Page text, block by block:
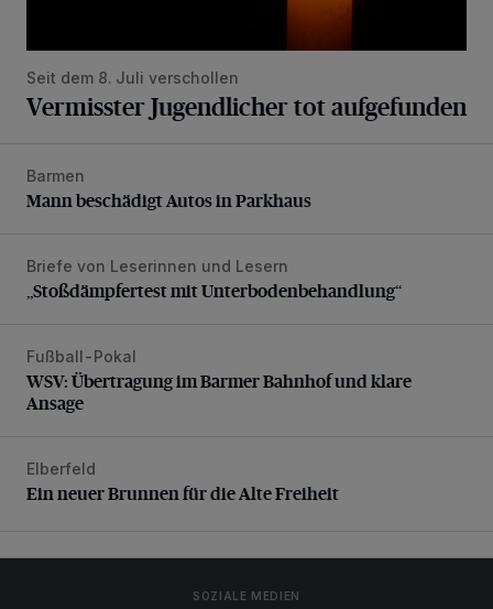
Seit dem 8. Juli verschollen
Vermisster Jugendlicher tot aufgefunden
Mann beschädigt Autos in Parkhaus
Barmen
Mann beschädigt Autos in Parkhaus
„Stoßdämpfertest mit Unterbodenbehandlung“
Briefe von Leserinnen und Lesern
„Stoßdämpfertest mit Unterbodenbehandlung“
WSV: Übertragung im Barmer Bahnhof und klare Ansage
Fußball-Pokal
WSV: Übertragung im Barmer Bahnhof und klare
Ansage
Ein neuer Brunnen für die Alte Freiheit
Elberfeld
Ein neuer Brunnen für die Alte Freiheit
SOZIALE MEDIEN